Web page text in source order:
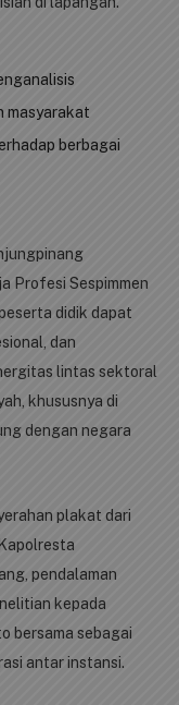
masyarakat
berbagai
Profesi Sespimmen
didik dapat
dan
lintas sektoral
khususnya di
dengan negara
plakat dari
pendalaman
kepada
bersama sebagai
antar instansi.